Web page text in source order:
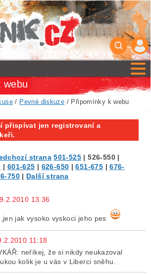
webu
/ Pevné diskuze / Připomínky k webu
přispívat jen registrovaní a
strana 501-525 |526-550|
| 601-625 | 626-650 |651-675 |676-
750| Další strana
9.2.2010 13:36
jak vysoko vyskoci jeho pes
11:18
neříkej, že si nikdy neukazoval
kolik je u vás v Liberci sněhu.